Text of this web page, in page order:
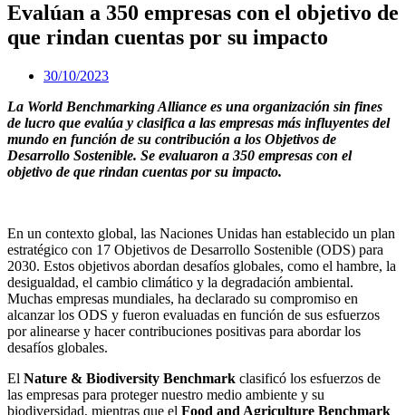
Evalúan a 350 empresas con el objetivo de
que rindan cuentas por su impacto
30/10/2023
La World Benchmarking Alliance es una organización sin fines
de lucro que evalúa y clasifica a las empresas más influyentes del
mundo en función de su contribución a los Objetivos de
Desarrollo Sostenible. Se evaluaron a 350 empresas con el
objetivo de que rindan cuentas por su impacto.
En un contexto global, las Naciones Unidas han establecido un plan
estratégico con 17 Objetivos de Desarrollo Sostenible (ODS) para
2030. Estos objetivos abordan desafíos globales, como el hambre, la
desigualdad, el cambio climático y la degradación ambiental.
Muchas empresas mundiales, ha declarado su compromiso en
alcanzar los ODS y fueron evaluadas en función de sus esfuerzos
por alinearse y hacer contribuciones positivas para abordar los
desafíos globales.
El Nature & Biodiversity Benchmark clasificó los esfuerzos de
las empresas para proteger nuestro medio ambiente y su
biodiversidad, mientras que el Food and Agriculture Benchmark